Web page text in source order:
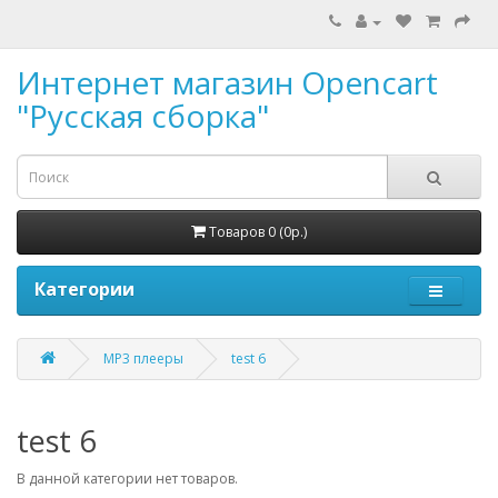
Интернет магазин Opencart
"Русская сборка"
Товаров 0 (0р.)
Категории
MP3 плееры test 6
test 6
В данной категории нет товаров.